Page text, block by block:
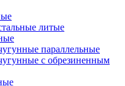
литые
параллельные
с обрезиненным